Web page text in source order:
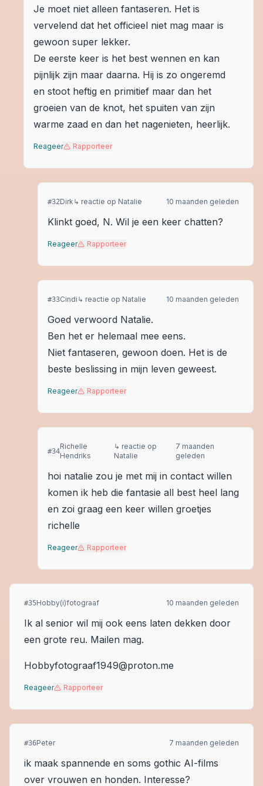
Je moet niet alleen fantaseren. Het is
vervelend dat het officieel niet mag maar is
gewoon super lekker.
De eerste keer is het best wennen en kan
pijnlijk zijn maar daarna. Hij is zo ongeremd
en stoot heftig en primitief maar dan het
groeien van de knot, het spuiten van zijn
warme zaad en dan het nagenieten, heerlijk.
Reageer Rapporteer
#32Dirk ↳ reactie op Natalie 10 maanden geleden
Klinkt goed, N. Wil je een keer chatten?
Reageer Rapporteer
#33Cindi ↳ reactie op Natalie 10 maanden geleden
Goed verwoord Natalie.
Ben het er helemaal mee eens.
Niet fantaseren, gewoon doen. Het is de
beste beslissing in mijn leven geweest.
Reageer Rapporteer
#34
Richelle
Hendriks
↳ reactie op
Natalie
7 maanden
geleden
hoi natalie zou je met mij in contact willen
komen ik heb die fantasie all best heel lang
en zoi graag een keer willen groetjes
richelle
Reageer Rapporteer
#35Hobby(i)fotograaf 10 maanden geleden
Ik al senior wil mij ook eens laten dekken door
een grote reu. Mailen mag.
Hobbyfotograaf1949@proton.me
Reageer Rapporteer
#36Peter 7 maanden geleden
ik maak spannende en soms gothic AI-films
over vrouwen en honden. Interesse?